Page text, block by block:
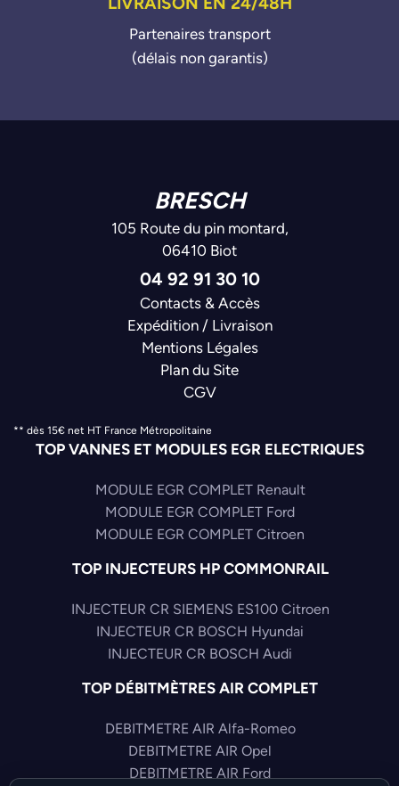
Partenaires transport
(délais non garantis)
BRESCH
105 Route du pin montard,
06410 Biot
04 92 91 30 10
Contacts & Accès
Expédition / Livraison
Mentions Légales
Plan du Site
CGV
** dès 15€ net HT France Métropolitaine
TOP VANNES ET MODULES EGR ELECTRIQUES
MODULE EGR COMPLET Renault
MODULE EGR COMPLET Ford
MODULE EGR COMPLET Citroen
TOP INJECTEURS HP COMMONRAIL
INJECTEUR CR SIEMENS ES100 Citroen
INJECTEUR CR BOSCH Hyundai
INJECTEUR CR BOSCH Audi
TOP DÉBITMÈTRES AIR COMPLET
DEBITMETRE AIR Alfa-Romeo
DEBITMETRE AIR Opel
DEBITMETRE AIR Ford